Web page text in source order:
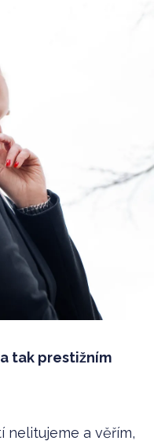
tak prestižním
nelitujeme a věřím,